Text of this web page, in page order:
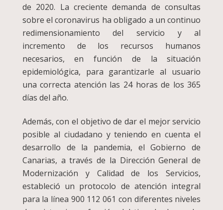
de 2020. La creciente demanda de consultas
sobre el coronavirus ha obligado a un continuo
redimensionamiento del servicio y al
incremento de los recursos humanos
necesarios, en función de la situación
epidemiológica, para garantizarle al usuario
una correcta atención las 24 horas de los 365
días del año.
Además, con el objetivo de dar el mejor servicio
posible al ciudadano y teniendo en cuenta el
desarrollo de la pandemia, el Gobierno de
Canarias, a través de la Dirección General de
Modernización y Calidad de los Servicios,
estableció un protocolo de atención integral
para la línea 900 112 061 con diferentes niveles